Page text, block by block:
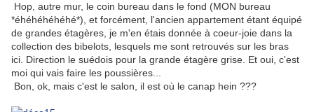
Hop, autre mur, le coin bureau dans le fond (MON bureau
*éhéhéhéhéhé*), et forcément, l'ancien appartement étant équipé
de grandes étagères, je m'en étais donnée à coeur-joie dans la
collection des bibelots, lesquels me sont retrouvés sur les bras
ici. Direction le suédois pour la grande étagère grise. Et oui, c'est
moi qui vais faire les poussières...
Bon, ok, mais c'est le salon, il est où le canap hein ???